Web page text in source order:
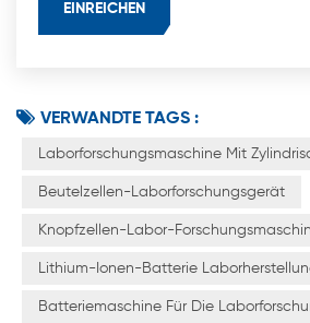
VERWANDTE TAGS :
Laborforschungsmaschine Mit
Beutelzellen-Laborforschungsgerät
Knopfzellen-Labor-
Lithium-Ionen-Batterie
Batteriemaschine Für Die